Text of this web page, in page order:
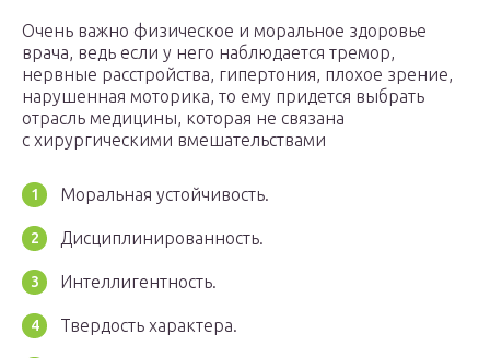
Очень важно физическое и моральное здоровье
врача, ведь если у него наблюдается тремор,
нервные расстройства, гипертония, плохое зрение,
нарушенная моторика, то ему придется выбрать
отрасль медицины, которая не связана
с хирургическими вмешательствами
Моральная устойчивость.
Дисциплинированность.
Интеллигентность.
Твердость характера.